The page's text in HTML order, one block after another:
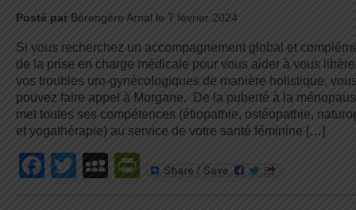
Posté par Bérengère Arnal le 7 février 2024
Si vous recherchez un accompagnement global et
de la prise en charge médicale pour vous aider à vous
vos troubles uro-gynécologiques de manière holistique,
pouvez faire appel à Morgane. De la puberté à la
met toutes ses compétences (étiopathie, ostéopathie,
et yogathérapie) au service de votre santé féminine […]
Facebook
TwitterMySpace
PrintFriendly